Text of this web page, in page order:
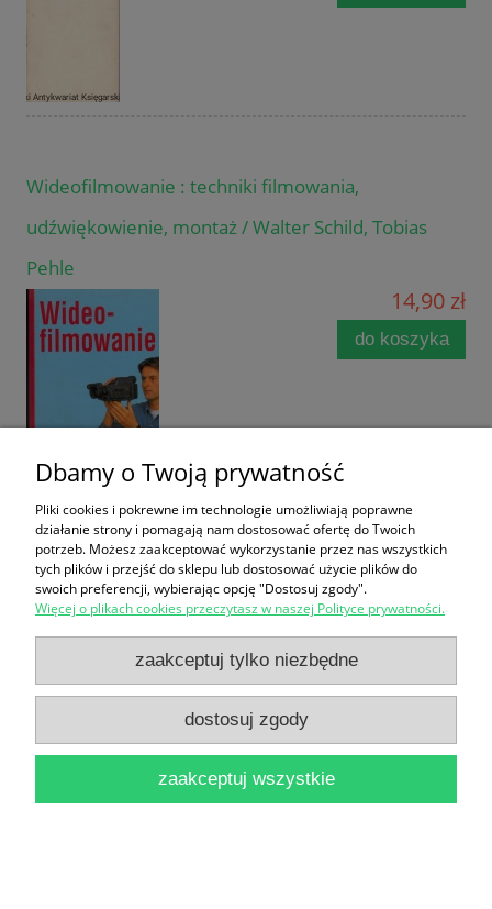
Wideofilmowanie : techniki filmowania,
udźwiękowienie, montaż / Walter Schild, Tobias
Pehle
14,90 zł
do koszyka
Wielkie kino / Jan F. Lewandowski
19,90 zł
do koszyka
Znachor / Tadeusz Dołęga-Mostowicz
Dbamy o Twoją prywatność
Pliki cookies i pokrewne im technologie umożliwiają poprawne
działanie strony i pomagają nam dostosować ofertę do Twoich
potrzeb. Możesz zaakceptować wykorzystanie przez nas wszystkich
tych plików i przejść do sklepu lub dostosować użycie plików do
swoich preferencji, wybierając opcję "Dostosuj zgody".
Więcej o plikach cookies przeczytasz w naszej Polityce prywatności.
zaakceptuj tylko niezbędne
dostosuj zgody
zaakceptuj wszystkie